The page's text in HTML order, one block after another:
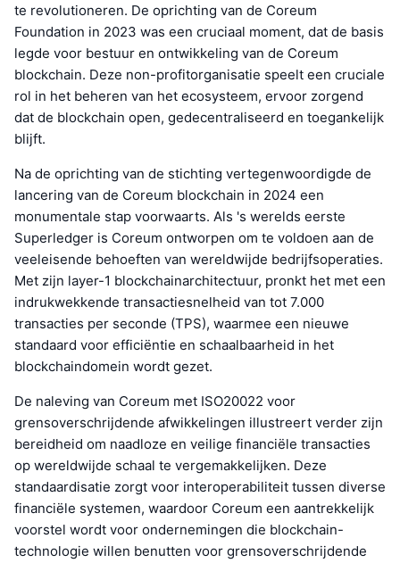
te revolutioneren. De oprichting van de Coreum
Foundation in 2023 was een cruciaal moment, dat de basis
legde voor bestuur en ontwikkeling van de Coreum
blockchain. Deze non-profitorganisatie speelt een cruciale
rol in het beheren van het ecosysteem, ervoor zorgend
dat de blockchain open, gedecentraliseerd en toegankelijk
blijft.
Na de oprichting van de stichting vertegenwoordigde de
lancering van de Coreum blockchain in 2024 een
monumentale stap voorwaarts. Als 's werelds eerste
Superledger is Coreum ontworpen om te voldoen aan de
veeleisende behoeften van wereldwijde bedrijfsoperaties.
Met zijn layer-1 blockchainarchitectuur, pronkt het met een
indrukwekkende transactiesnelheid van tot 7.000
transacties per seconde (TPS), waarmee een nieuwe
standaard voor efficiëntie en schaalbaarheid in het
blockchaindomein wordt gezet.
De naleving van Coreum met ISO20022 voor
grensoverschrijdende afwikkelingen illustreert verder zijn
bereidheid om naadloze en veilige financiële transacties
op wereldwijde schaal te vergemakkelijken. Deze
standaardisatie zorgt voor interoperabiliteit tussen diverse
financiële systemen, waardoor Coreum een aantrekkelijk
voorstel wordt voor ondernemingen die blockchain-
technologie willen benutten voor grensoverschrijdende